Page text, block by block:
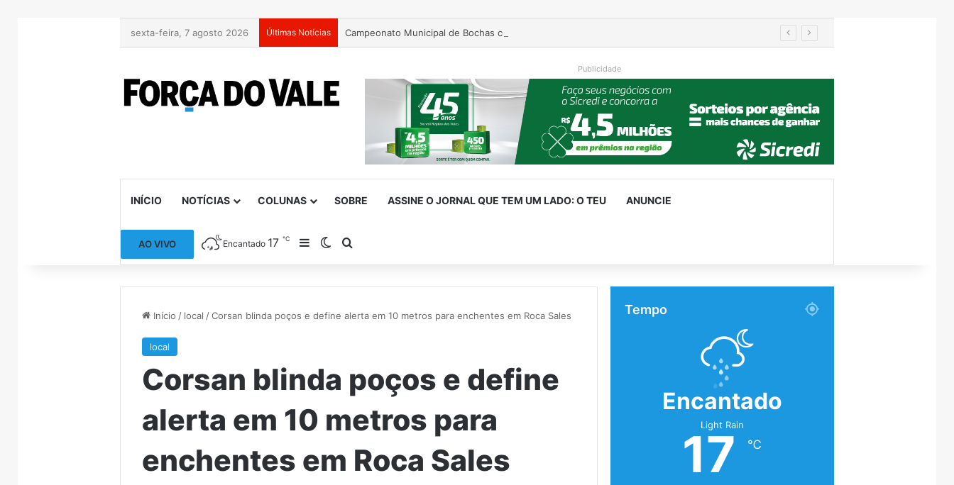
sexta-feira, 7 agosto 2026 Últimas Notícias Campeonato Municipal de Bochas começa neste fim de semana em Encantado
Publicidade
INÍCIO NOTÍCIAS COLUNAS SOBRE ASSINE O JORNAL QUE TEM UM LADO: O TEU ANUNCIE
AO VIVO Encantado 17℃ Barra Lateral
Switch skin
Início / local / Corsan blinda poços e define alerta em 10 metros para enchentes em Roca Sales
local
Corsan blinda poços e define
alerta em 10 metros para
enchentes em Roca Sales
Tempo
Encantado
Light Rain
17 ℃